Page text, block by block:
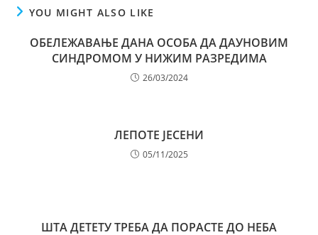
YOU MIGHT ALSO LIKE
ОБЕЛЕЖАВАЊЕ ДАНА ОСОБА ДА ДАУНОВИМ
СИНДРОМОМ У НИЖИМ РАЗРЕДИМА
26/03/2024
ЛЕПОТЕ ЈЕСЕНИ
05/11/2025
ШТА ДЕТЕТУ ТРЕБА ДА ПОРАСТЕ ДО НЕБА